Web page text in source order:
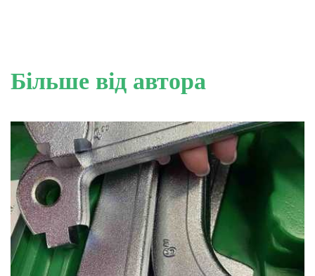
Більше від автора